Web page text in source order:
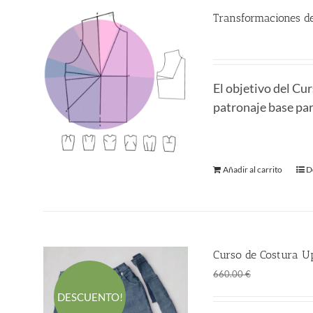
Transformaciones
El objetivo del
patronaje base
Añadir al carrito
DESCUENTO!
Curso de Costura
660.00€